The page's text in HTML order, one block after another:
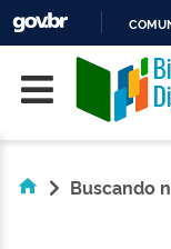
Skip navigation
Buscando